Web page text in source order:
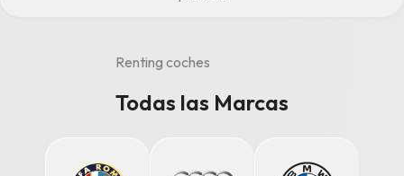
Renting coches
Todas las Marcas